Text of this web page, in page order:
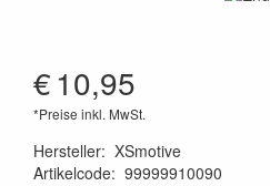
€10,95
*Preise inkl. MwSt.
Hersteller: XSmotive
Artikelcode: 99999910090